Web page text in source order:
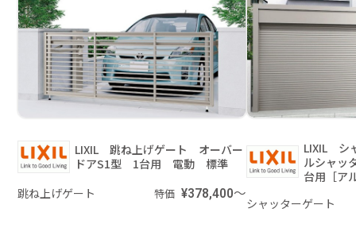
LIXIL 跳ね上げゲート オーバー
ドアS1型 1台用 電動 標準
跳ね上げゲート
特価 ¥378,400～
LIXIL シ
ルシャッ
台用［ア
シャッターゲート